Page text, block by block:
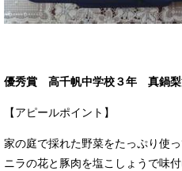
優秀賞 高千帆中学校３年 真鍋梨
【アピールポイント】
家の庭で採れた野菜をたっぷり使
ニラの花と豚肉を塩こしょうで味